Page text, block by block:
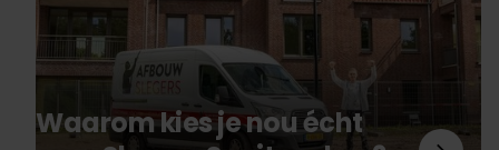
Waarom kies je nou écht